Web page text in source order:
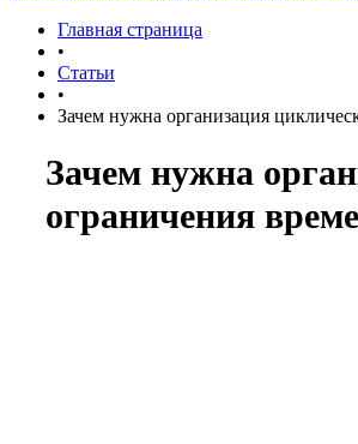
Главная страница
•
Статьи
•
Зачем нужна организация
Зачем нужна
ограничения